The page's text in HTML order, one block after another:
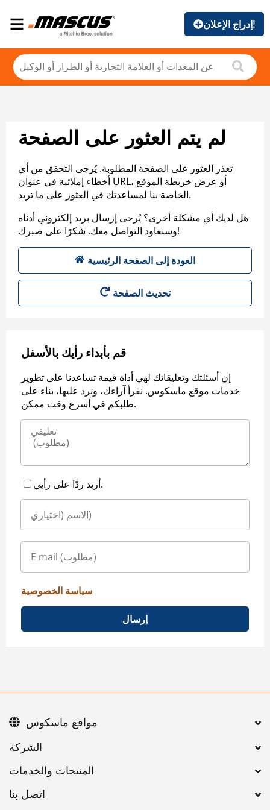
إدراج الإعلان!
لم يتم العثور على الصفحة
تعذر العثور على الصفحة المطلوبة. يُرجى التحقق من أي
أخطاء إملائية في عنوان URL، أو عرض خريطة الموقع
الخاصة بنا لمساعدتك في العثور على ما تريد.
هل لديك أي مشكلة أخرى؟ يُرجى إرسال بريد إلكتروني أدناه
وسنعاود التواصل معك. شكرًا على صبرك!
العودة إلى الصفحة الرئيسية
تحديث الصفحة
قم بأبداء رأيك بالأسفل
إن أسئلتك وتعليقاتك لهي أداة قيمة تساعدنا على تطوير
خدمات موقع ماسكوس. نقرأ آراءك، ونرد عليها، بناء على
طلبكم في أسرع وقت ممكن.
أريد ردًا على رأيي.
سياسة الخصوصية
إرسال
اتصل بنا
مواقع ماسكوس